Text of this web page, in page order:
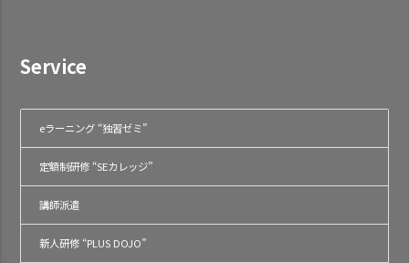
Service
eラーニング “独習ゼミ”
定額制研修 “SEカレッジ”
講師派遣
新人研修 “PLUS DOJO”